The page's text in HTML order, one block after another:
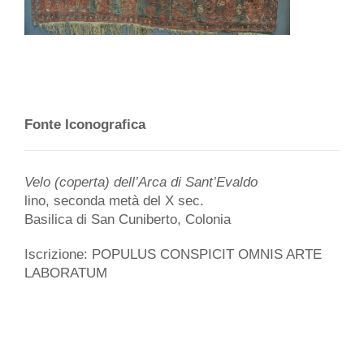
Fonte Iconografica
Velo (coperta) dell’Arca di Sant’Evaldo
lino, seconda metà del X sec.
Basilica di San Cuniberto, Colonia
Iscrizione: POPULUS CONSPICIT OMNIS ARTE
LABORATUM